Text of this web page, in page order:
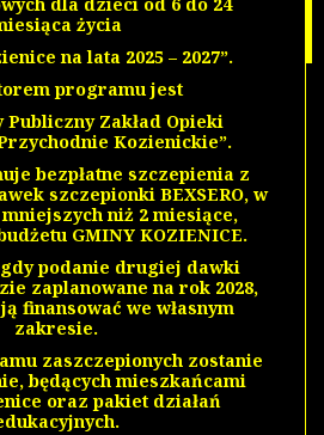
55
28
życia
na lata 2025 – 2027”.
programu jest
Publiczny Zakład Opieki
Kozienickie”.
bezpłatne szczepienia z
szczepionki BEXSERO, w
niż 2 miesiące,
GMINY KOZIENICE.
podanie drugiej dawki
zaplanowane na rok 2028,
finansować we własnym
zakresie.
zaszczepionych zostanie
będących mieszkańcami
oraz pakiet działań